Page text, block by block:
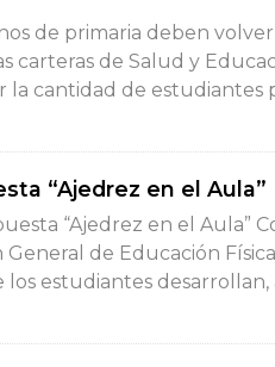
de primaria deben volver
carteras de Salud y
la cantidad de estudiantes
“Ajedrez en el Aula”
“Ajedrez en el Aula”
de Educación
estudiantes desarrollan,